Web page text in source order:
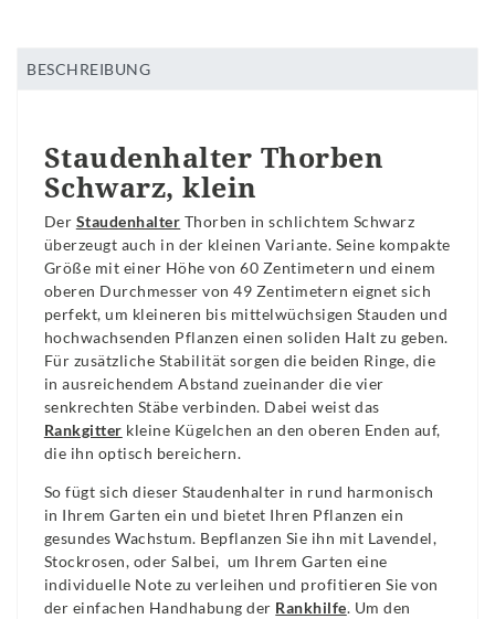
BESCHREIBUNG
Staudenhalter Thorben
Schwarz, klein
Der Staudenhalter Thorben in schlichtem Schwarz
überzeugt auch in der kleinen Variante. Seine kompakte
Größe mit einer Höhe von 60 Zentimetern und einem
oberen Durchmesser von 49 Zentimetern eignet sich
perfekt, um kleineren bis mittelwüchsigen Stauden und
hochwachsenden Pflanzen einen soliden Halt zu geben.
Für zusätzliche Stabilität sorgen die beiden Ringe, die
in ausreichendem Abstand zueinander die vier
senkrechten Stäbe verbinden. Dabei weist das
Rankgitter kleine Kügelchen an den oberen Enden auf,
die ihn optisch bereichern.
So fügt sich dieser Staudenhalter in rund harmonisch
in Ihrem Garten ein und bietet Ihren Pflanzen ein
gesundes Wachstum. Bepflanzen Sie ihn mit Lavendel,
Stockrosen, oder Salbei, um Ihrem Garten eine
individuelle Note zu verleihen und profitieren Sie von
der einfachen Handhabung der Rankhilfe. Um den